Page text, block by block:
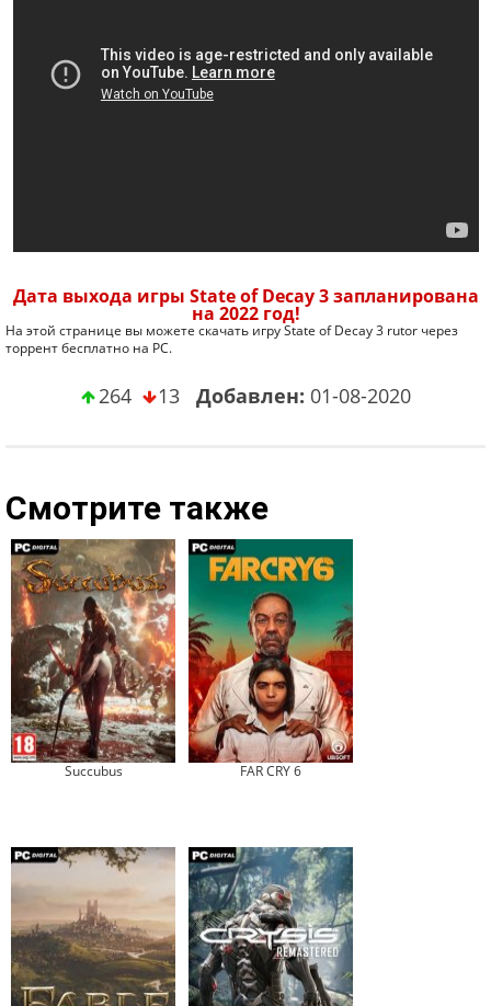
Дата выхода игры State of Decay 3 запланирована
на 2022 год!
На этой странице вы можете скачать игру State of Decay 3 rutor через
торрент бесплатно на PC.
264 13 Добавлен: 01-08-2020
Смотрите также
Succubus FAR CRY 6